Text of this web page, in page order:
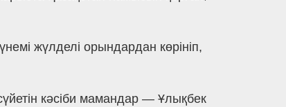
жүлделі орындардан көрініп,
кәсіби мамандар — Ұлықбек